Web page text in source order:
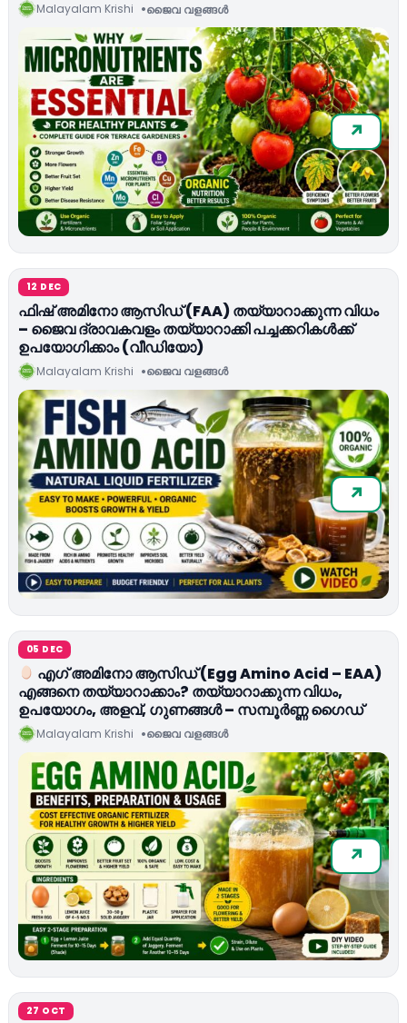
Malayalam Krishi ജൈവ വളങ്ങള്‍
12 DEC
ഫിഷ് അമിനോ ആസിഡ് (FAA) തയ്യാറാക്കുന്ന വിധം
– ജൈവ ദ്രാവകവളം തയ്യാറാക്കി പച്ചക്കറികൾക്ക്
ഉപയോഗിക്കാം (വീഡിയോ)
Malayalam Krishi ജൈവ വളങ്ങള്‍
05 DEC
എഗ് അമിനോ ആസിഡ് (Egg Amino Acid – EAA)
എങ്ങനെ തയ്യാറാക്കാം? തയ്യാറാക്കുന്ന വിധം,
ഉപയോഗം, അളവ്, ഗുണങ്ങൾ – സമ്പൂർണ്ണ ഗൈഡ്
Malayalam Krishi ജൈവ വളങ്ങള്‍
27 OCT